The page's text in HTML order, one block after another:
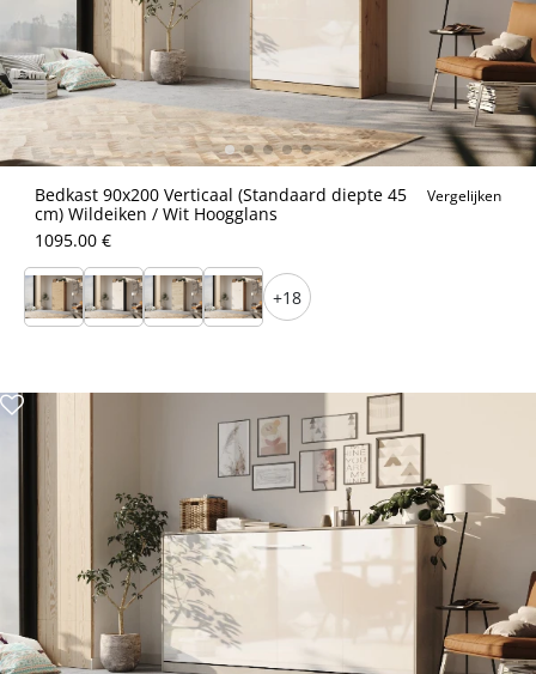
Bedkast 90x200 Verticaal (Standaard diepte 45
cm) Wildeiken / Wit Hoogglans
Vergelijken
1095.00 €
+18